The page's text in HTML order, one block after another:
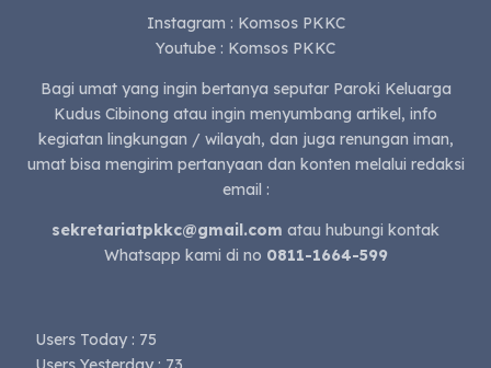
Instagram : Komsos PKKC
Youtube : Komsos PKKC
Bagi umat yang ingin bertanya seputar Paroki Keluarga
Kudus Cibinong atau ingin menyumbang artikel, info
kegiatan lingkungan / wilayah, dan juga renungan iman,
umat bisa mengirim pertanyaan dan konten melalui redaksi
email :
sekretariatpkkc@gmail.com atau hubungi kontak
Whatsapp kami di no 0811-1664-599
Users Today : 75